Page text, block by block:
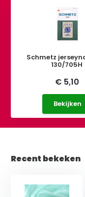
Schmetz
130/705H
€ 5,10
Bekijken
Recent bekeken